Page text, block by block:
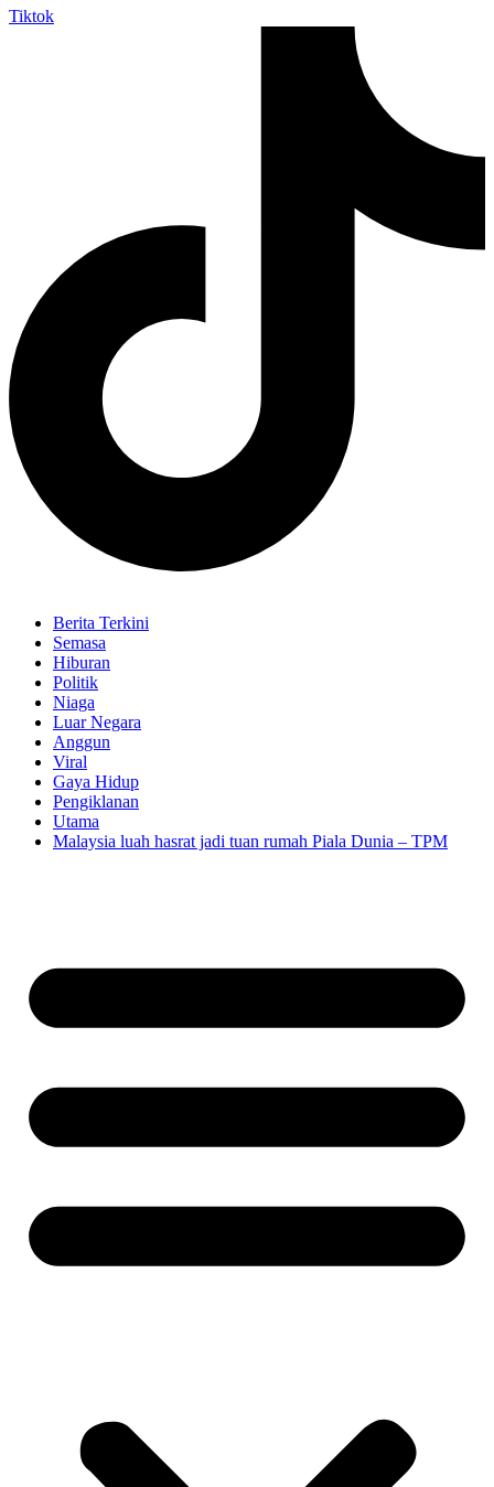
Tiktok
Berita Terkini
Semasa
Hiburan
Politik
Niaga
Luar Negara
Anggun
Viral
Gaya Hidup
Pengiklanan
Utama
Malaysia luah hasrat jadi tuan rumah Piala Dunia – TPM